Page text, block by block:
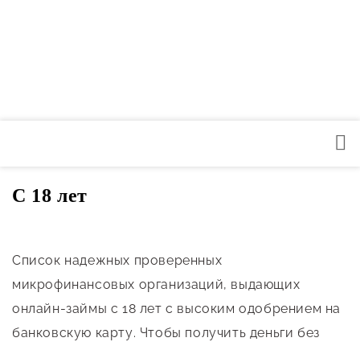
С 18 лет
Список надежных проверенных
микрофинансовых организаций, выдающих
онлайн-займы с 18 лет с высоким одобрением на
банковскую карту. Чтобы получить деньги без